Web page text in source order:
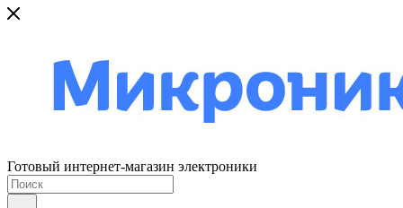
Готовый интернет-магазин электроники